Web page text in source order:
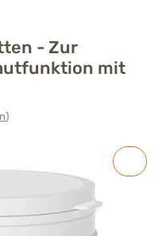
- Zur
mit
)